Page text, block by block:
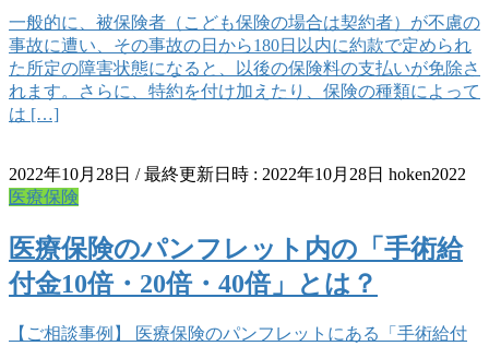
一般的に、被保険者（こども保険の場合は契約者）が不慮の
事故に遭い、その事故の日から180日以内に約款で定められ
た所定の障害状態になると、以後の保険料の支払いが免除さ
れます。さらに、特約を付け加えたり、保険の種類によって
は […]
2022年10月28日 / 最終更新日時 : 2022年10月28日 hoken2022
医療保険
医療保険のパンフレット内の「手術給
付金10倍・20倍・40倍」とは？
【ご相談事例】 医療保険のパンフレットにある「手術給付